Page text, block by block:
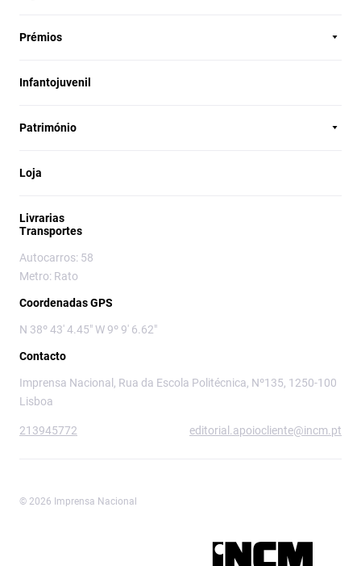
Prémios
Infantojuvenil
Património
Loja
Livrarias
Transportes
Autocarros: 58
Metro: Rato
Coordenadas GPS
N 38º 43' 4.45" W 9º 9' 6.62"
Contacto
Imprensa Nacional, Rua da Escola Politécnica, Nº135, 1250-100
Lisboa
213945772 editorial.apoiocliente@incm.pt
© 2026 Imprensa Nacional